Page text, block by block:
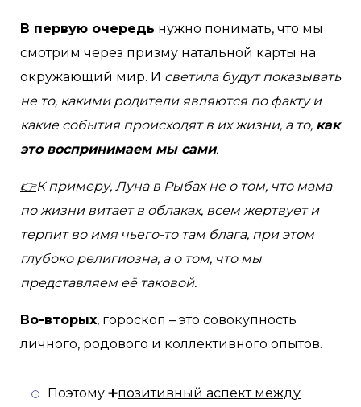
В первую очередь нужно понимать, что мы
смотрим через призму натальной карты на
окружающий мир. И светила будут показывать
не то, какими родители являются по факту и
какие события происходят в их жизни, а то, как
это воспринимаем мы сами.
👉К примеру, Луна в Рыбах не о том, что мама
по жизни витает в облаках, всем жертвует и
терпит во имя чьего-то там блага, при этом
глубоко религиозна, а о том, что мы
представляем её таковой.
Во-вторых, гороскоп – это совокупность
личного, родового и коллективного опытов.
Поэтому ➕позитивный аспект между